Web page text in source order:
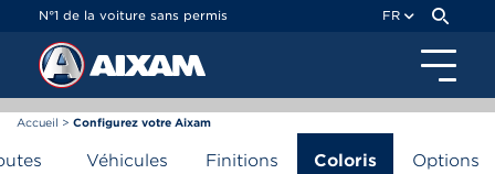
N°1 de la voiture sans permis FR
Accueil > Configurez votre Aixam
Configurateur Aixam
Véhicules Finitions Coloris Options
Panneau de gestion des cookies